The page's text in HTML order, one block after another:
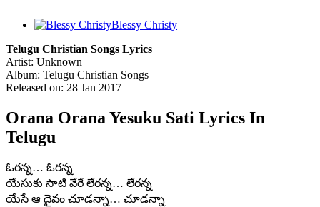
Blessy Christy
Telugu Christian Songs Lyrics
Artist: Unknown
Album: Telugu Christian Songs
Released on: 28 Jan 2017
Orana Orana Yesuku Sati Lyrics In
Telugu
ఓరన్న… ఓరన్న
యేసుకు సాటి వేరే లేరన్న… లేరన్న
యేసే ఆ దైవం చూడన్నా… చూడన్నా